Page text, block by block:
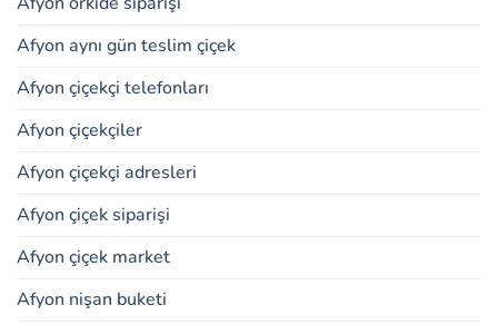
Afyon aynı gün teslim çiçek
Afyon çiçekçi telefonları
Afyon çiçekçiler
Afyon çiçekçi adresleri
Afyon çiçek siparişi
Afyon çiçek market
Afyon nişan buketi